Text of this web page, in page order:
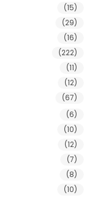
(15)
(29)
(16)
(222)
(11)
(12)
(67)
(6)
(10)
(12)
(7)
(8)
(10)